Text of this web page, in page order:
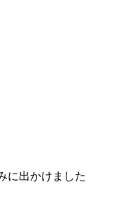
に出かけました